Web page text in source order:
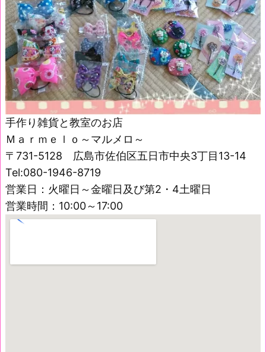
手作り雑貨と教室のお店
Ｍａｒｍｅｌｏ～マルメロ～
〒731-5128 広島市佐伯区五日市中央3丁目13-14
Tel:080-1946-8719
営業日：火曜日～金曜日及び第2・4土曜日
営業時間：10:00～17:00